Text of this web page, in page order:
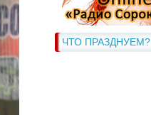
ЧТО ПРАЗДНУЕМ?